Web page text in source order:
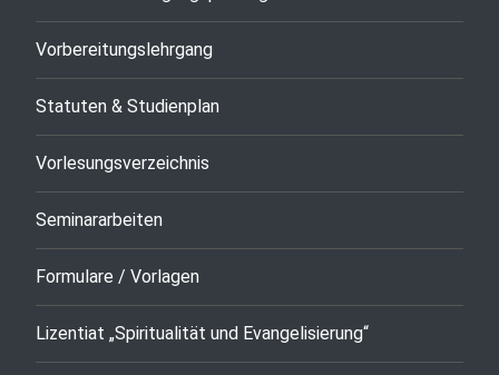
Vorbereitungslehrgang
Statuten & Studienplan
Vorlesungsverzeichnis
Seminararbeiten
Formulare / Vorlagen
Lizentiat „Spiritualität und Evangelisierung“